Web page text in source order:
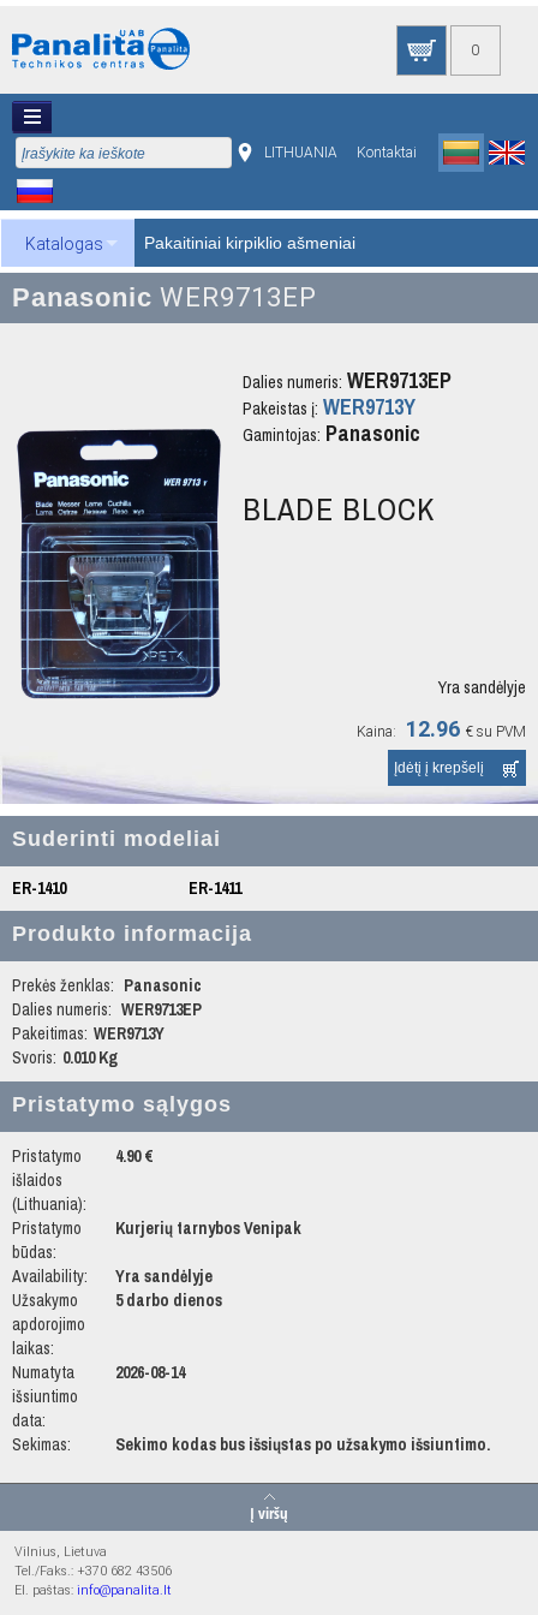
0
LITHUANIA Kontaktai
Katalogas Pakaitiniai kirpiklio ašmeniai
Panasonic WER9713EP
Dalies numeris: WER9713EP
Pakeistas į: WER9713Y
Gamintojas: Panasonic
BLADE BLOCK
Yra sandėlyje
Kaina: 12.96 € su PVM
Suderinti modeliai
ER-1410 ER-1411
Produkto informacija
Prekės ženklas: Panasonic
Dalies numeris: WER9713EP
Pakeitimas: WER9713Y
Svoris: 0.010 Kg
Pristatymo sąlygos
Pristatymo
išlaidos
(Lithuania):
4.90 €
Pristatymo
būdas:
Kurjerių tarnybos Venipak
Availability:
Yra sandėlyje
Užsakymo
apdorojimo
laikas:
5 darbo dienos
Numatyta
išsiuntimo
data:
2026-08-14
Sekimas: Sekimo kodas bus išsiųstas po užsakymo išsiuntimo.
Į viršų
Vilnius, Lietuva
Tel./Faks.: +370 682 43506
El. paštas: info@panalita.lt